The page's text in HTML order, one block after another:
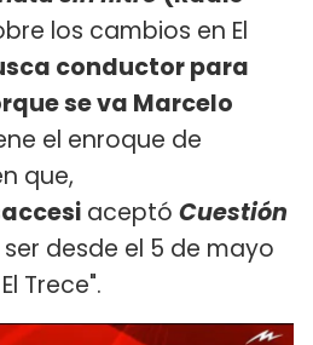
los cambios en El
conductor para
se va Marcelo
el enroque de
que,
aceptó Cuestión
ser desde el 5 de mayo
Trece".